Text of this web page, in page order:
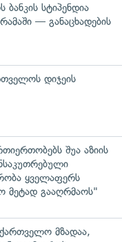
სტიპენდია
— განაცხადების
დიჯეის
შუა აზიის
ყველაფერს
მეტად გააღრმაოს"
მზადაა,